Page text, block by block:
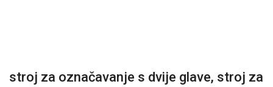
stroj za označavanje s dvije glave, stroj za